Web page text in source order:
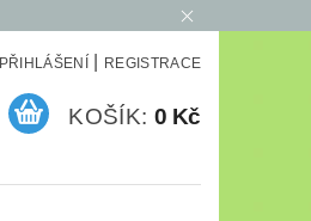
PŘIHLÁŠENÍ REGISTRACE
KOŠÍK: 0 Kč